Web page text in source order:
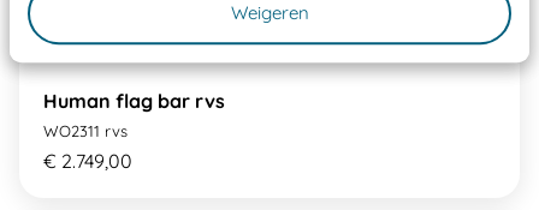
Weigeren
Human flag bar rvs
WO2311 rvs
€ 2.749,00